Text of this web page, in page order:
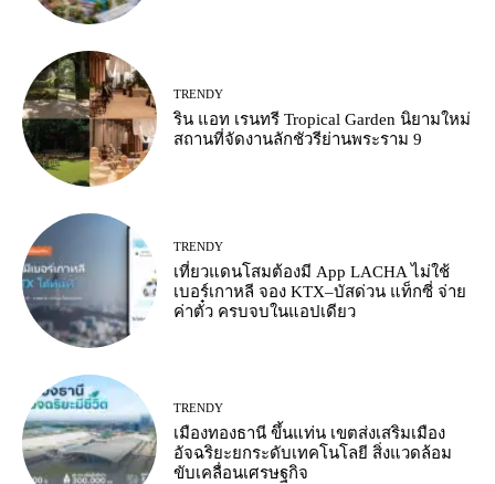
TRENDY
ริน แอท เรนทรี Tropical Garden นิยามใหม่
สถานที่จัดงานลักชัวรีย่านพระราม 9
TRENDY
เที่ยวแดนโสมต้องมี App LACHA ไม่ใช้
เบอร์เกาหลี จอง KTX–บัสด่วน แท็กซี่ จ่าย
ค่าตั๋ว ครบจบในแอปเดียว
TRENDY
เมืองทองธานี ขึ้นแท่น เขตส่งเสริมเมือง
อัจฉริยะยกระดับเทคโนโลยี สิ่งแวดล้อม
ขับเคลื่อนเศรษฐกิจ